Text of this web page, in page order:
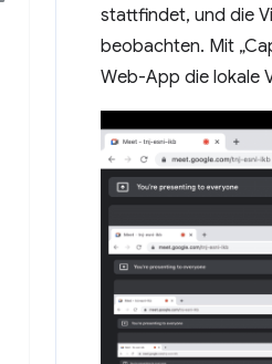
stattfindet, und die
beobachten. Mit
Web-App die lokale